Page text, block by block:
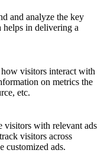
and analyze the key
helps in delivering a
visitors interact with
on metrics the
etc.
visitors with relevant ads
visitors across
customized ads.